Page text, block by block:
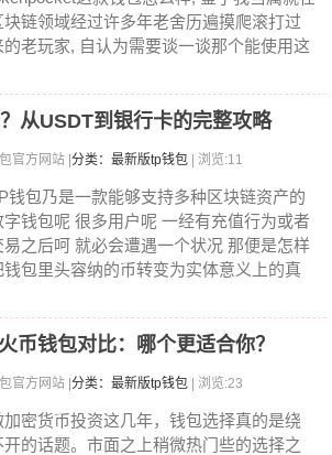
块链领域经过许多年老舍历遍摸爬滚打过
的老玩家, 自认为需要谈一谈那个能使用这
从USDT到银行卡的完整攻略
官方网站 | 分类：最新版tp钱包 | 浏览:11
钱包乃是一款能够支持多种区块链资产的
字钱包呢 很多用户呢 一经有充值行为或者
易之后呵 就必会遭遇一个状况 那便是怎样
钱包里头容纳的币转变为实体意义上的真
币钱包对比：哪个更适合你？
官方网站 | 分类：最新版tp钱包 | 浏览:23
加密货币投资这几年，钱包选择真的是绕
开的话题。市面之上稍微热门些的选择之